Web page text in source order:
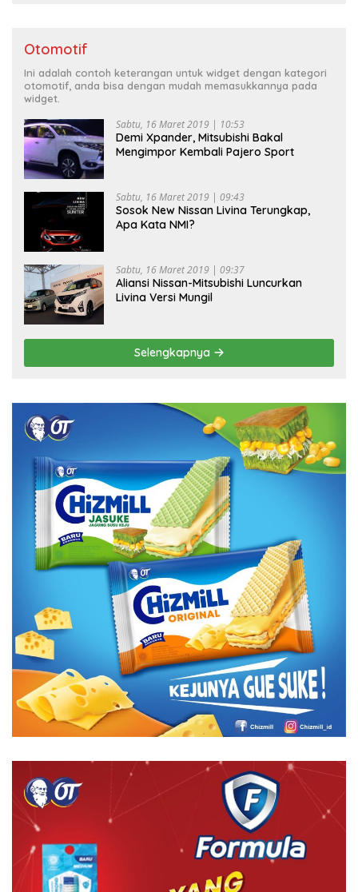
Otomotif
Ini adalah contoh keterangan untuk widget dengan kategori
otomotif, anda bisa dengan mudah memasukkannya pada
widget.
Sabtu, 16 Maret 2019 | 10:53
Demi Xpander, Mitsubishi Bakal
Mengimpor Kembali Pajero Sport
Sabtu, 16 Maret 2019 | 09:43
Sosok New Nissan Livina Terungkap,
Apa Kata NMI?
Sabtu, 16 Maret 2019 | 09:37
Aliansi Nissan-Mitsubishi Luncurkan
Livina Versi Mungil
Selengkapnya